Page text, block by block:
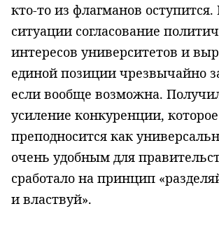
кто-то из флагманов оступится.
ситуации согласование
интересов университетов и
единой позиции чрезвычайно
если вообще возможна.
усиление конкуренции,
преподносится как
очень удобным для
сработало на принцип
и властвуй».